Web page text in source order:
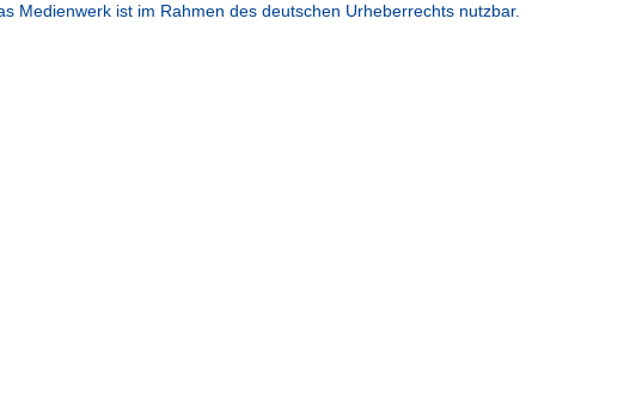
Medienwerk ist im Rahmen des deutschen Urheberrechts nutzbar.